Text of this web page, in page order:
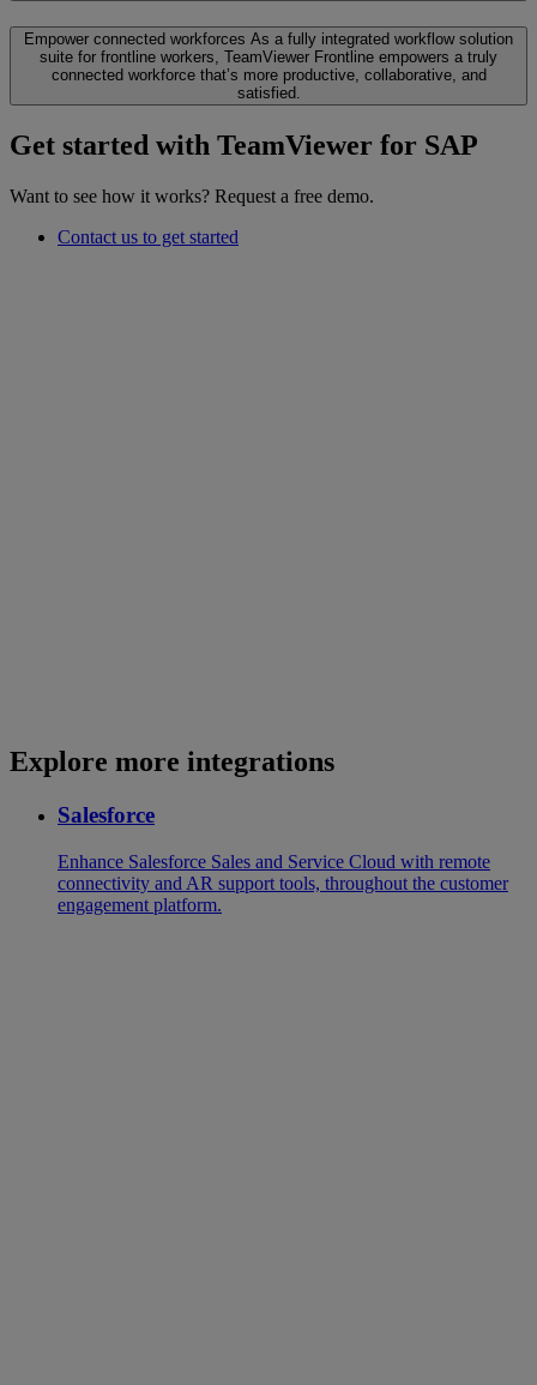
Empower connected workforces As a fully integrated workflow solution
suite for frontline workers, TeamViewer Frontline empowers a truly
connected workforce that’s more productive, collaborative, and
satisfied.
Get started with TeamViewer for SAP
Want to see how it works? Request a free demo.
Contact us to get started
Explore more integrations
Salesforce
Enhance Salesforce Sales and Service Cloud with remote
connectivity and AR support tools, throughout the customer
engagement platform.